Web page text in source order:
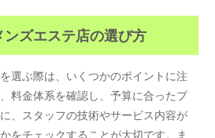
ズエステ店の選び方
選ぶ際は、いくつかのポイントに注
料金体系を確認し、予算に合ったプ
、スタッフの技術やサービス内容が
をチェックすることが大切です。ま